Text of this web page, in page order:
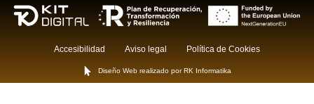
Accesibilidad Aviso legal Política de Cookies
Diseño Web realizado por RK Informatika